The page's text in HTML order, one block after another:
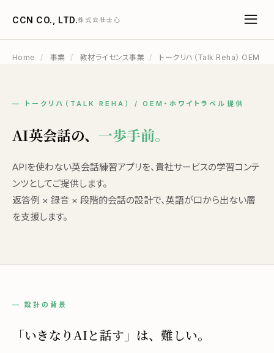
CCN CO., LTD.株式会社士心
Home / 事業 / 教材ライセンス事業 / トークリハ（Talk Reha） OEM
— トークリハ（TALK REHA） / OEM・ホワイトラベル提供
AI英会話の、 一歩手前。
APIを使わない英会話練習アプリを、貴社サービスの学習コンテ
ンツとしてご提供します。
返答例 × 録音 × 段階的会話の設計で、英語が口から出ない層
を支援します。
— 設計の背景
「いきなりAIと話す」は、 難しい。